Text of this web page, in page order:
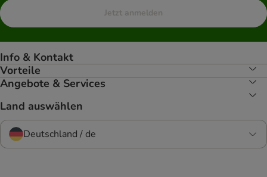
Jetzt anmelden
Info & Kontakt
Vorteile
Angebote & Services
Land auswählen
Deutschland / de